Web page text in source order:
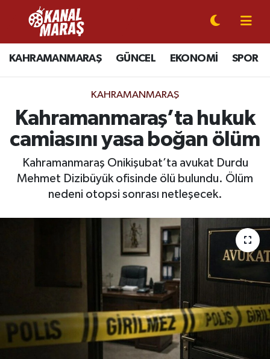
KAHRAMANMARAŞ GÜNCEL EKONOMİ SPOR
KAHRAMANMARAŞ
Kahramanmaraş’ta hukuk
camiasını yasa boğan ölüm
Kahramanmaraş Onikişubat’ta avukat Durdu
Mehmet Dizibüyük ofisinde ölü bulundu. Ölüm
nedeni otopsi sonrası netleşecek.
CANLI YAYIN
KAHRAMANMARAŞ
SPOR
SİYASET
EKONOMİ
EĞİTİM
Kahramanmaraş Nöbetçi Eczaneler
Kahramanmaraş Hava Durumu
Kahramanmaraş Trafik Yoğunluk Haritası
Süper Lig Puan Durumu ve Fikstür
Tüm Manşetler
Son Dakika Haberleri